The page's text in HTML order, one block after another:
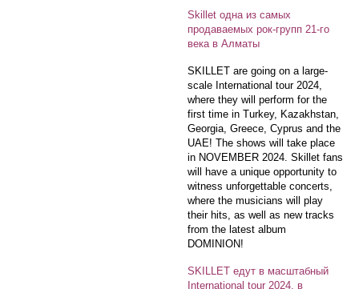
Skillet одна из самых
продаваемых рок-групп 21-го
века в Алматы
SKILLET are going on a large-
scale International tour 2024,
where they will perform for the
first time in Turkey, Kazakhstan,
Georgia, Greece, Cyprus and the
UAE! The shows will take place
in NOVEMBER 2024. Skillet fans
will have a unique opportunity to
witness unforgettable concerts,
where the musicians will play
their hits, as well as new tracks
from the latest album
DOMINION!
SKILLET едут в масштабный
International tour 2024, в